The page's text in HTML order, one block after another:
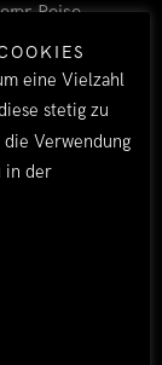
Reise
Rest des
fuer
fahren
Hölle
eine Vielzahl
stetig zu
Verwendung
in der